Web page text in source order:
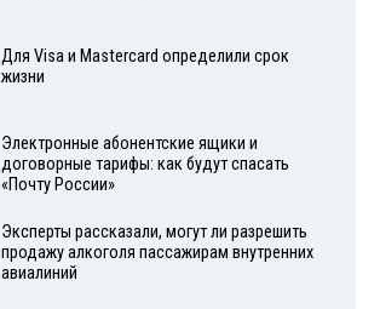
Для Visа и Mastercard определили срок
жизни
Электронные абонентские ящики и
договорные тарифы: как будут спасать
«Почту России»
Эксперты рассказали, могут ли разрешить
продажу алкоголя пассажирам внутренних
авиалиний